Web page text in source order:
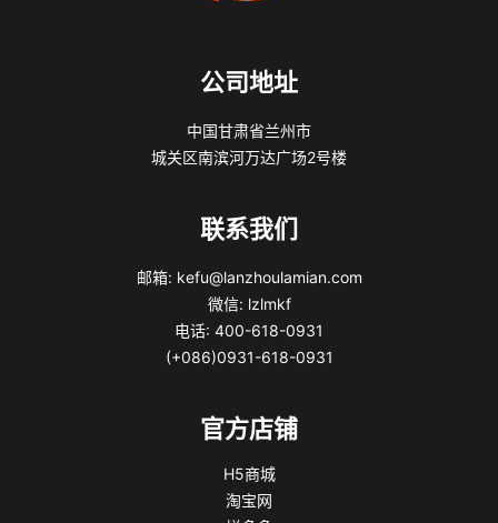
公司地址
中国甘肃省兰州市
城关区南滨河万达广场2号楼
联系我们
邮箱: kefu@lanzhoulamian.com
微信: lzlmkf
电话: 400-618-0931
(+086)0931-618-0931
官方店铺
H5商城
淘宝网